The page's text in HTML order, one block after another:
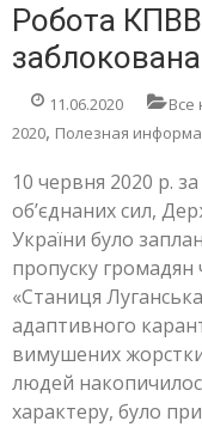
Робота КПВВ
11.06.2020 Все
2020, Полезная
10 червня 2020 р.
об’єднаних сил,
України було
пропуску громадян
«Станиця
адаптивного
вимушених
людей
характеру, було